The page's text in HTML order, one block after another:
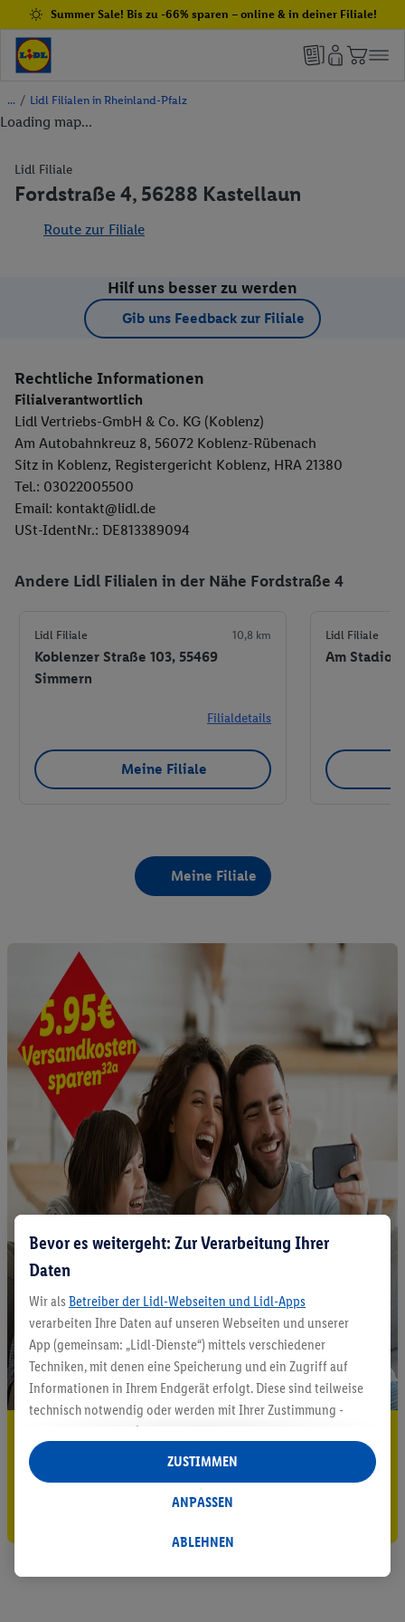
Summer Sale! Bis zu -66% sparen – online & in deiner Filiale!
/ Lidl Filialen in Rheinland-Pfalz
Loading map...
Lidl Filiale
Fordstraße 4, 56288 Kastellaun
Route zur Filiale
Hilf uns besser zu werden
Gib uns Feedback zur Filiale
Rechtliche Informationen
Filialverantwortlich
Lidl Vertriebs-GmbH & Co. KG (Koblenz)
Am Autobahnkreuz 8, 56072 Koblenz-Rübenach
Sitz in Koblenz, Registergericht Koblenz, HRA 21380
Tel.: 03022005500
Email: kontakt@lidl.de
USt-IdentNr.: DE813389094
Andere Lidl Filialen in der Nähe Fordstraße 4
Lidl Filiale 10,8 km
Koblenzer Straße 103, 55469
Simmern
Filialdetails
Meine Filiale
Lidl Filiale
Am Stadion
Meine Filiale
5.95 € Versand sparen³²ᵃ
Jetzt zum Newsletter anmelden
Gutschein sichern!
Bevor es weitergeht: Zur Verarbeitung Ihrer
Daten
Wir als Betreiber der Lidl-Webseiten und Lidl-Apps
verarbeiten Ihre Daten auf unseren Webseiten und unserer
App (gemeinsam: „Lidl-Dienste“) mittels verschiedener
Techniken, mit denen eine Speicherung und ein Zugriff auf
Informationen in Ihrem Endgerät erfolgt. Diese sind teilweise
technisch notwendig oder werden mit Ihrer Zustimmung -
auch durch Partner (u.a.
Verantwortliche; im Zusammenhang mit dem IAB TCF
insgesamt
Statistik-Erstellung oder für personalisierte Werbung
Datenverarbeitungen für personalisierte Werbung werden
ABLEHNEN
ANPASSEN
ZUSTIMMEN